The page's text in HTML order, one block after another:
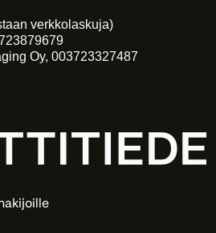
verkkolaskuja)
Oy, 003723327487